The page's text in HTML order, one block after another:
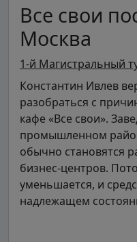
Все свои
Москва
1-й Магистральный
Константин Ивлев
разобраться с
кафе «Все свои».
промышленном
обычно становятся
бизнес-центров.
уменьшается, и
надлежащем